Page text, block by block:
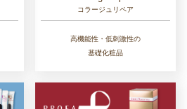
コラージュリペア
高機能性・低刺激性の
基礎化粧品